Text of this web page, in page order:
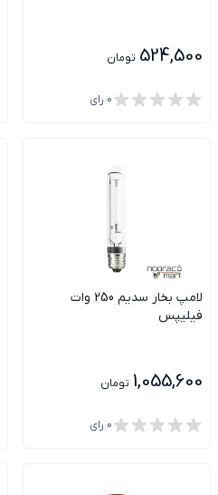
524,500 تومان
0 رای
لامپ بخار سدیم 250 وات
فیلیپس
1,055,600 تومان
0 رای